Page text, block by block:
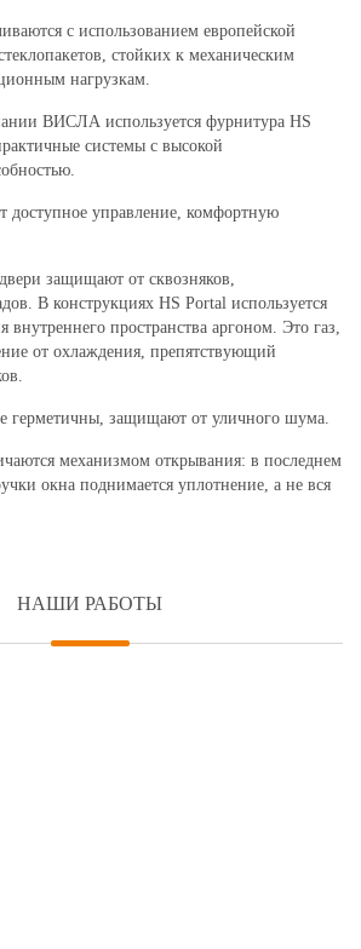
с использованием европейской
стойких к механическим
нагрузкам.
ВИСЛА используется фурнитура HS
системы с высокой
доступное управление, комфортную
защищают от сквозняков,
В конструкциях HS Portal используется
внутреннего пространства аргоном. Это газ,
от охлаждения, препятствующий
герметичны, защищают от уличного шума.
механизмом открывания: в последнем
окна поднимается уплотнение, а не вся
НАШИ РАБОТЫ